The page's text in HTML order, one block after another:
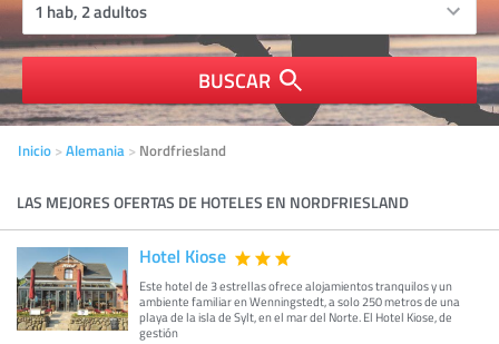
BUSCAR
Inicio Alemania Nordfriesland
LAS MEJORES OFERTAS DE HOTELES EN NORDFRIESLAND
Hotel Kiose
Este hotel de 3 estrellas ofrece alojamientos tranquilos y un
ambiente familiar en Wenningstedt, a solo 250 metros de una
playa de la isla de Sylt, en el mar del Norte. El Hotel Kiose, de
gestión